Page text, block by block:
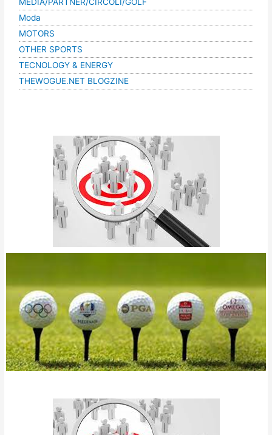
Moda
MOTORS
OTHER SPORTS
TECNOLOGY & ENERGY
THEWOGUE.NET BLOGZINE